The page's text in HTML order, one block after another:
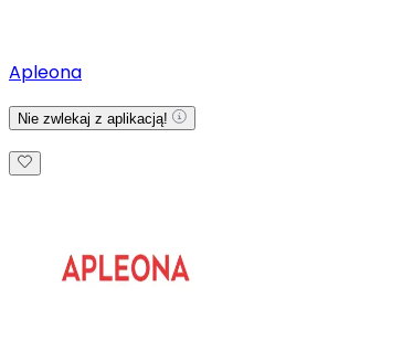
Apleona
Nie zwlekaj z aplikacją!